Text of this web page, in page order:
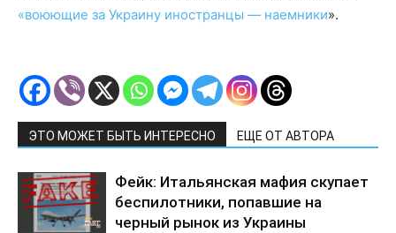
«воюющие за Украину иностранцы — наемники».
ЭТО МОЖЕТ БЫТЬ ИНТЕРЕСНО ЕЩЕ ОТ АВТОРА
Фейк: Итальянская мафия скупает
беспилотники, попавшие на
черный рынок из Украины